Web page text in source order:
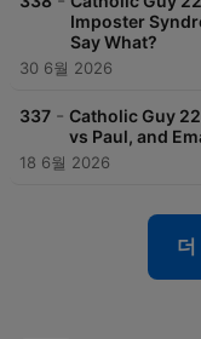
Imposter
Say What?
30 6월 2026
337 - Catholic Guy
vs Paul, and
18 6월 2026
더